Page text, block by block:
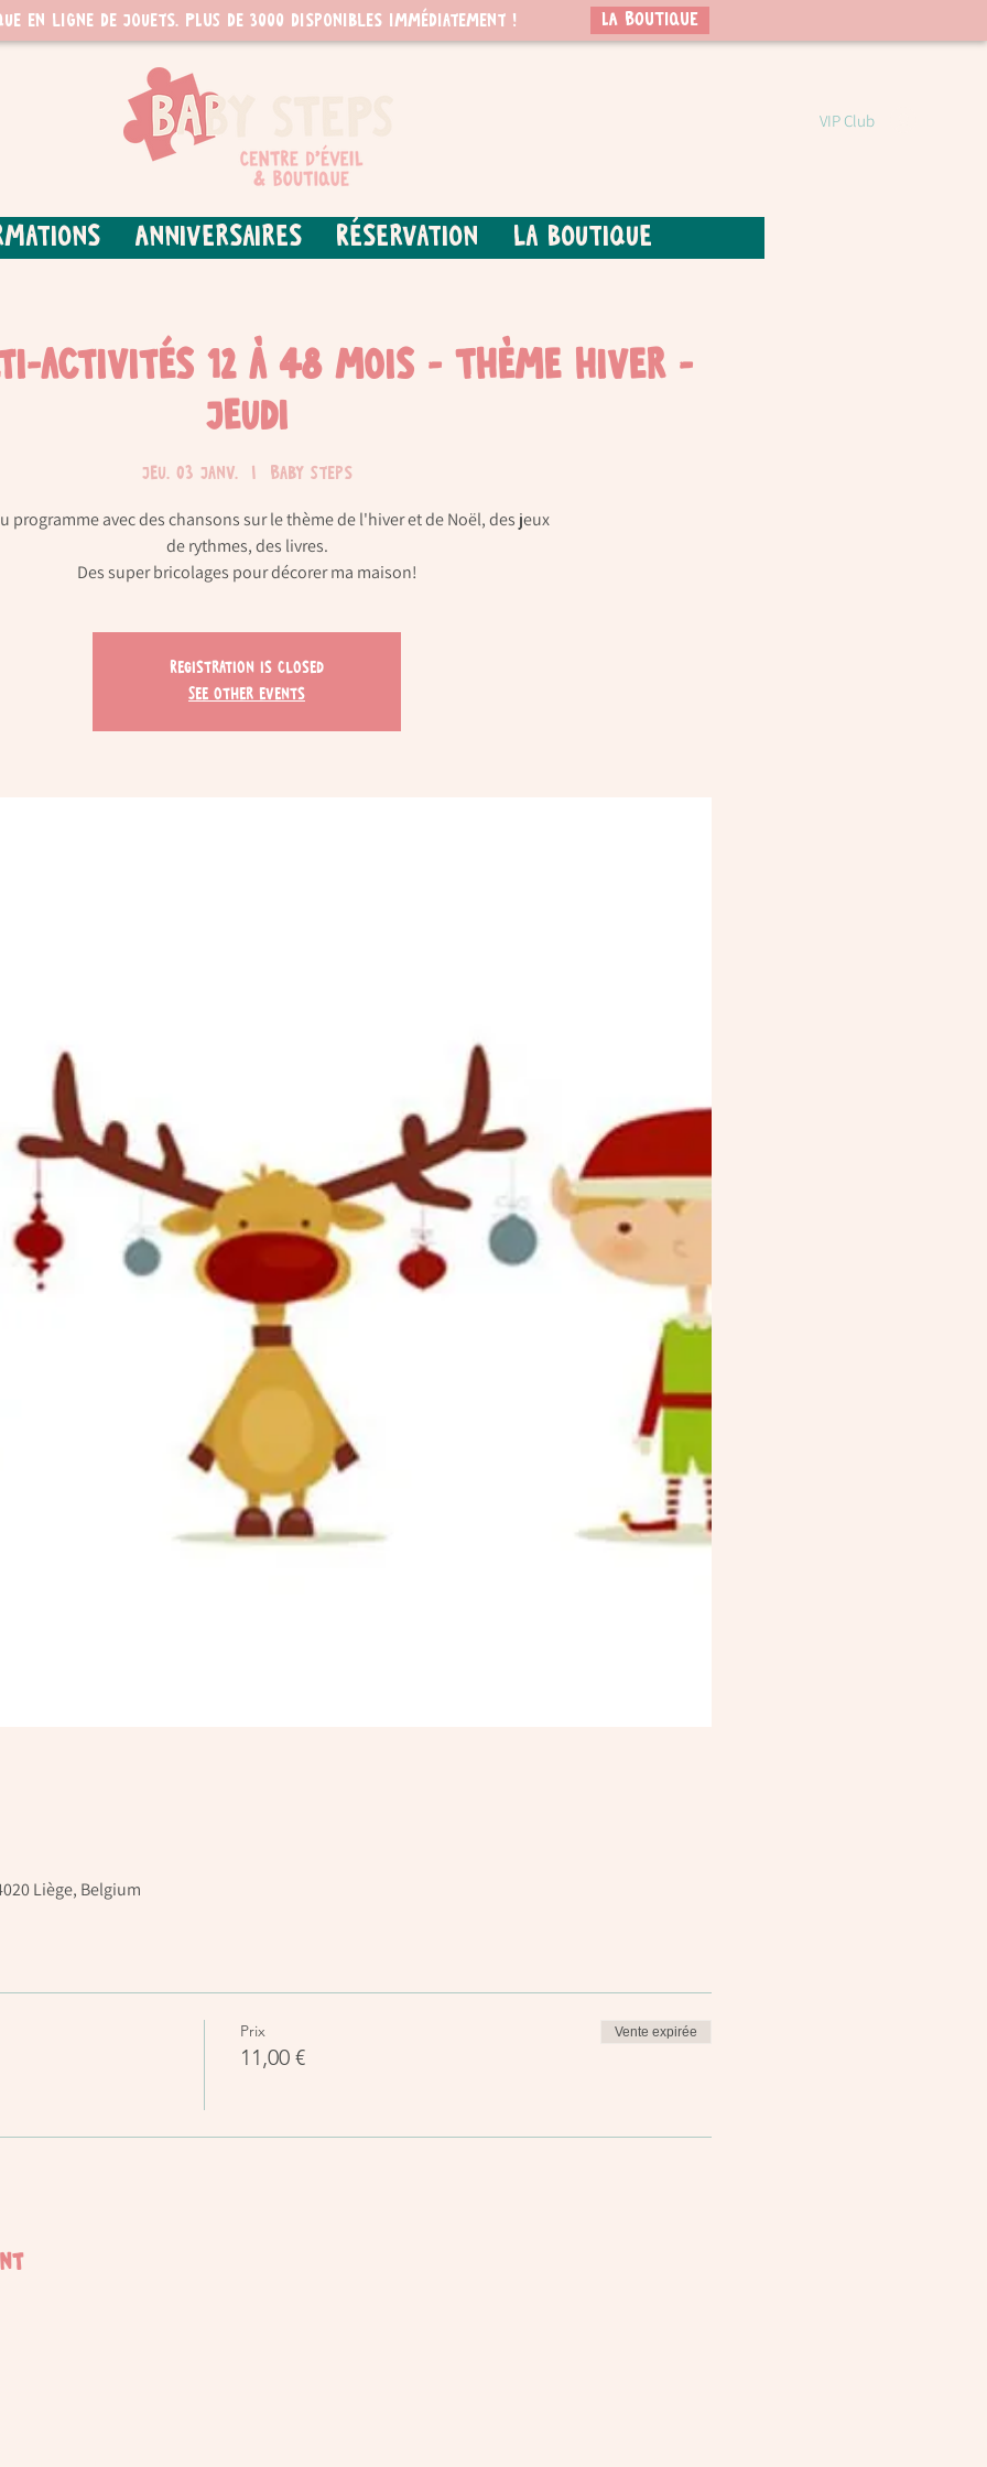
en ligne de jouets. PLUS de 3000 disponibles immédiatement ! LA BOUTIQUE
VIP Club
Anniversaires Réservation La boutique
activités 12 à 48 mois - Thème hiver -
jeudi
jeu. 03 janv.
  |
Baby Steps
programme avec des chansons sur le thème de l'hiver et de Noël, des jeux
de rythmes, des livres.
Registration is Closed
See other events
Liège, Belgium
Prix
11,00 €
Vente expirée